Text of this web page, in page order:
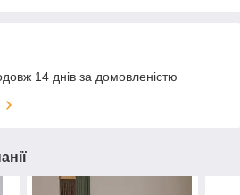
14 днів за домовленістю